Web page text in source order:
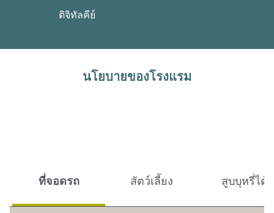
ดิจิทัลคีย์
นโยบายของโรงแรม
ที่จอดรถ สัตว์เลี้ยง สูบบุหรี่ได้